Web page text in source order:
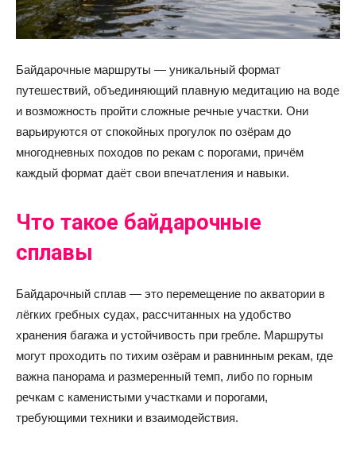
Байдарочные маршруты — уникальный формат
путешествий, объединяющий плавную медитацию на воде
и возможность пройти сложные речные участки. Они
варьируются от спокойных прогулок по озёрам до
многодневных походов по рекам с порогами, причём
каждый формат даёт свои впечатления и навыки.
Что такое байдарочные
сплавы
Байдарочный сплав — это перемещение по акватории в
лёгких гребных судах, рассчитанных на удобство
хранения багажа и устойчивость при гребле. Маршруты
могут проходить по тихим озёрам и равнинным рекам, где
важна панорама и размеренный темп, либо по горным
речкам с каменистыми участками и порогами,
требующими техники и взаимодействия.